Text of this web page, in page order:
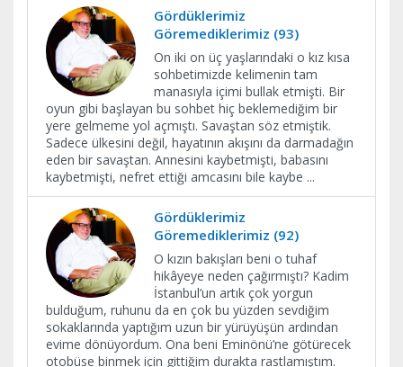
Gördüklerimiz
Göremediklerimiz (93)
On iki on üç yaşlarındaki o kız kısa
sohbetimizde kelimenin tam
manasıyla içimi bullak etmişti. Bir
oyun gibi başlayan bu sohbet hiç beklemediğim bir
yere gelmeme yol açmıştı. Savaştan söz etmiştik.
Sadece ülkesini değil, hayatının akışını da darmadağın
eden bir savaştan. Annesini kaybetmişti, babasını
kaybetmişti, nefret ettiği amcasını bile kaybe ...
Gördüklerimiz
Göremediklerimiz (92)
O kızın bakışları beni o tuhaf
hikâyeye neden çağırmıştı? Kadim
İstanbul’un artık çok yorgun
bulduğum, ruhunu da en çok bu yüzden sevdiğim
sokaklarında yaptığım uzun bir yürüyüşün ardından
evime dönüyordum. Ona beni Eminönü’ne götürecek
otobüse binmek için gittiğim durakta rastlamıştım.